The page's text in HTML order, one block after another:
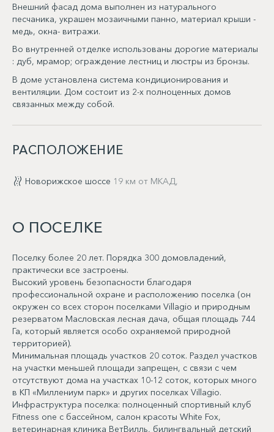
Внешний фасад дома выполнен из натурального
песчаника, украшен мозаичными панно, материал крыши -
медь, окна- витражи.
Во внутренней отделке использованы дорогие материалы
: дуб, мрамор; ограждение лестниц и люстры из бронзы.
В доме установлена система кондиционирования и
вентиляции. Дом состоит из 2-х полноценных домов
связанных между собой.
РАСПОЛОЖЕНИЕ
Новорижское шоссе 19 км от МКАД,
О ПОСЕЛКЕ
Поселку более 20 лет. Порядка 300 домовладений,
практически все застроены.
Высокий уровень безопасности благодаря
профессиональной охране и расположению поселка (он
окружен со всех сторон поселками Villagio и природным
резерватом Масловская лесная дача, общая площадь 744
Га, который является особо охраняемой природной
территорией).
Минимальная площадь участков 20 соток. Раздел участков
на участки меньшей площади запрещен, с связи с чем
отсутствуют дома на участках 10-12 соток, которых много
в КП «Миллениум парк» и других поселках Villagio.
Инфраструктура поселка: полноценный спортивный клуб
Fitness one c бассейном, салон красоты White Fox,
ветеринарная клиника ВетВилль, билингвальный детский